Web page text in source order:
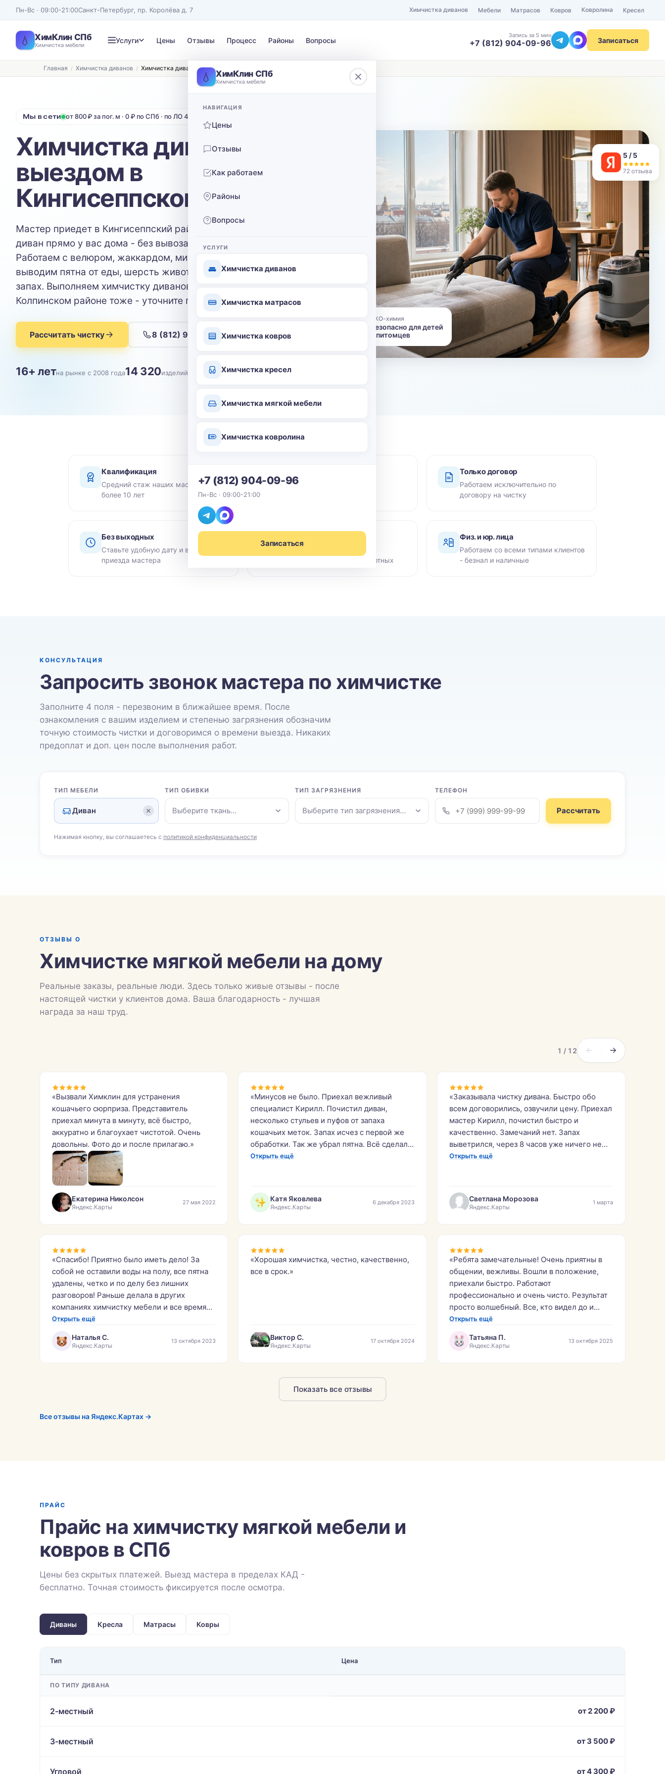
Пн-Вс · 09:00-21:00Санкт-Петербург, пр. Королёва д. 7 Химчистка диванов Мебели Матрасов Ковров Ковролина Кресел
💧 ХимКлин СПб
Химчистка мебели
Услуги Цены Отзывы Процесс Районы Вопросы
Запись за 5 мин
+7 (812) 904-09-96 Записаться
Записаться на химчистку
Диван Выберите ткань…
Нажимая кнопку, вы соглашаетесь с политикой конфиденциальности
💧 ХимКлин СПб
Химчистка мебели
НАВИГАЦИЯ
Цены
Отзывы
Как работаем
Районы
Вопросы
УСЛУГИ
Химчистка диванов
Химчистка матрасов
Химчистка ковров
Химчистка кресел
Химчистка мягкой мебели
Химчистка ковролина
+7 (812) 904-09-96
Пн-Вс · 09:00-21:00
Записаться
Главная Химчистка диванов Химчистка диванов с выездом в Кингисеппском районе
Мы в сети от 800 ₽ за пог. м · 0 ₽ по СПб · по ЛО 40 ₽/км от КАД
Химчистка диванов с
выездом в
Кингисеппском районе
Мастер приедет в Кингисеппский район и почистит
диван прямо у вас дома - без вывоза и суеты.
Работаем с велюром, жаккардом, микрофиброй:
выводим пятна от еды, шерсть животных, застарелый
запах. Выполняем химчистку диванов в Выборгском и
Колпинском районе тоже - уточните при записи.
Рассчитать чистку 8 (812) 904-09-96
16+ летна рынке с 2008 года14 320изделий почищено
ЭКО-химия
Безопасно для детей
и питомцев
5 / 5
72 отзыва
Квалификация
Средний стаж наших мастеров -
более 10 лет
По СПб в пределах КАД -
Только договор
Работаем исключительно по
договору на чистку
Без выходных
Ставьте удобную дату и время
приезда мастера
Гипоаллергенные средства,
безопасно для детей и животных
Физ. и юр. лица
Работаем со всеми типами клиентов
- безнал и наличные
КОНСУЛЬТАЦИЯ
Запросить звонок мастера по химчистке
Заполните 4 поля - перезвоним в ближайшее время. После
ознакомления с вашим изделием и степенью загрязнения обозначим
точную стоимость чистки и договоримся о времени выезда. Никаких
предоплат и доп. цен после выполнения работ.
ТИП МЕБЕЛИ
Диван
ТИП ОБИВКИ
Выберите ткань…
ТИП ЗАГРЯЗНЕНИЯ
Выберите тип загрязнения…
ТЕЛЕФОН
Рассчитать
Нажимая кнопку, вы соглашаетесь с политикой конфиденциальности
ОТЗЫВЫ О
Химчистке мягкой мебели на дому
Реальные заказы, реальные люди. Здесь только живые отзывы - после
настоящей чистки у клиентов дома. Ваша благодарность - лучшая
награда за наш труд.
1 / 12
«Вызвали Химклин для устранения
кошачьего сюрприза. Представитель
приехал минута в минуту, всё быстро,
аккуратно и благоухает чистотой. Очень
довольны. Фото до и после прилагаю.»
Екатерина Николсон
Яндекс.Карты
27 мая 2022
«Минусов не было. Приехал вежливый
специалист Кирилл. Почистил диван,
несколько стульев и пуфов от запаха
кошачьих меток. Запах исчез с первой же
обработки. Так же убрал пятна. Всё сделал
быстро и аккуратно. Молодцы.»
Открыть ещё
Катя Яковлева
Яндекс.Карты
6 декабря 2023
«Заказывала чистку дивана. Быстро обо
всем договорились, озвучили цену. Приехал
мастер Кирилл, почистил быстро и
качественно. Замечаний нет. Запах
выветрился, через 8 часов уже ничего не
было. Довольна работой. Буду
Открыть ещё
Светлана Морозова
Яндекс.Карты
1 марта
«Спасибо! Приятно было иметь дело! За
собой не оставили воды на полу, все пятна
удалены, четко и по делу без лишних
разговоров! Раньше делала в других
компаниях химчистку мебели и все время
что-то шло не так. Спасибо ещё раз,
Открыть ещё
Наталья С.
Яндекс.Карты
13 октября 2023
«Хорошая химчистка, честно, качественно,
все в срок.»
Виктор С.
Яндекс.Карты
17 октября 2024
«Ребята замечательные! Очень приятны в
общении, вежливы. Вошли в положение,
приехали быстро. Работают
профессионально и очень чисто. Результат
просто волшебный. Все, кто видел до и
после сразу попросили контакты.»
Открыть ещё
Татьяна П.
Яндекс.Карты
13 октября 2025
Показать все отзывы
Все отзывы на Яндекс.Картах →
ПРАЙС
Прайс на химчистку мягкой мебели и
ковров в СПб
Цены без скрытых платежей. Выезд мастера в пределах КАД -
бесплатно. Точная стоимость фиксируется после осмотра.
Диваны Кресла Матрасы Ковры
Тип Цена
ПО ТИПУ ДИВАНА
2-местный от 2 200 ₽
3-местный от 3 500 ₽
Угловой от 4 300 ₽